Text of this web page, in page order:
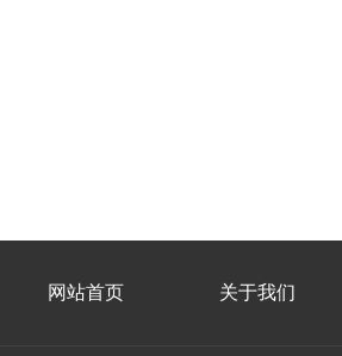
网站首页 关于我们